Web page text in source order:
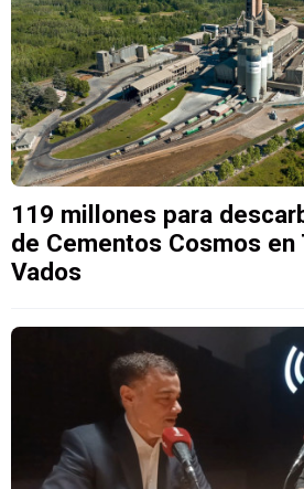
119 millones para
de Cementos Cosmos en
Vados